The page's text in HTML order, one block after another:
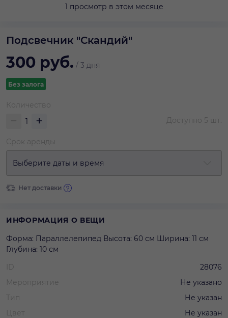
1 просмотр в этом месяце
Подсвечник "Скандий"
300 руб. / 3 дня
Без залога
Количество
Доступно 5 шт.
Срок аренды
Выберите даты и время
Нет доставки
ИНФОРМАЦИЯ О ВЕЩИ
Форма: Параллелепипед Высота: 60 см Ширина: 11 см
Глубина: 10 см
ID
28076
Мероприятие
Не указано
Тип
Не указан
Цвет
Не указан